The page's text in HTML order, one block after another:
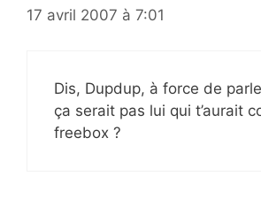
17 avril 2007 à 7:01
Dis, Dupdup, à force de
ça serait pas lui qui t’aurait
freebox ?